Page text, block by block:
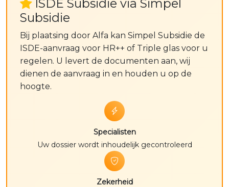
ISDE Subsidie via Simpel
Subsidie
Bij plaatsing door Alfa kan Simpel Subsidie de
ISDE-aanvraag voor HR++ of Triple glas voor u
regelen. U levert de documenten aan, wij
dienen de aanvraag in en houden u op de
hoogte.
Specialisten
Uw dossier wordt inhoudelijk gecontroleerd
Zekerheid